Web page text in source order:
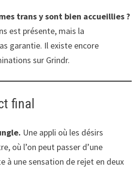
trans y sont bien accueillies ?
est présente, mais la
garantie. Il existe encore
sur Grindr.
final
Une appli où les désirs
où l’on peut passer d’une
à une sensation de rejet en deux